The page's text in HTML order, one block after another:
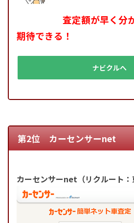
査定額が早く分
期待できる！
ナビクルへ
第2位 カーセンサーnet
カーセンサーnet（リクルート：